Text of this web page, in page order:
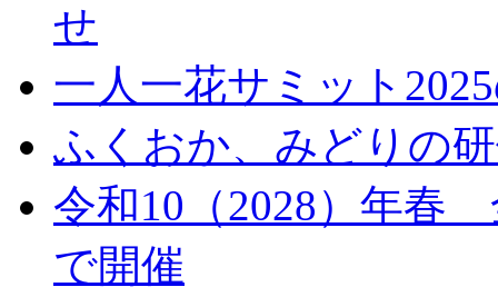
せ
一人一花サミット
ふくおか、みどりの
令和10（2028）年春
で開催